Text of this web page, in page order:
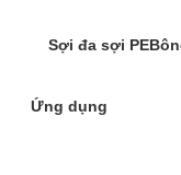
Sợi đa sợi PE
Ứng dụng